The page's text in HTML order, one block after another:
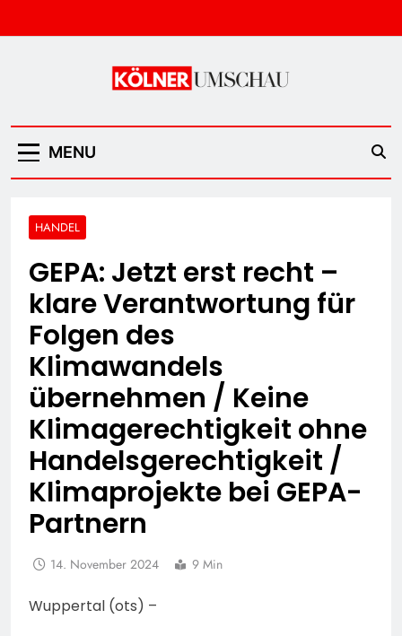
to
Kölner Umschau
MENU
HANDEL
GEPA: Jetzt erst recht –
klare Verantwortung für
Folgen des
Klimawandels
übernehmen / Keine
Klimagerechtigkeit ohne
Handelsgerechtigkeit /
Klimaprojekte bei GEPA-
Partnern
14. November 2024 9 Min
Wuppertal (ots) –